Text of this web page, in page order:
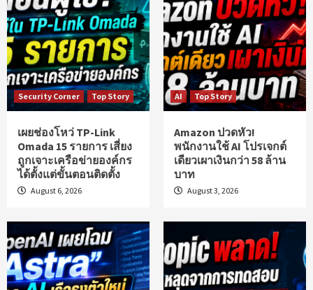
Security Corner Top Story
เผยช่องโหว่ TP-Link
Omada 15 รายการ เสี่ยง
ถูกเจาะเครือข่ายองค์กร
ได้ตั้งแต่ขั้นตอนติดตั้ง
August 6, 2026
AI Top Story
Amazon ปวดหัว!
พนักงานใช้ AI โปรเจกต์
เดียวเผาเงินกว่า 58 ล้าน
บาท
August 3, 2026